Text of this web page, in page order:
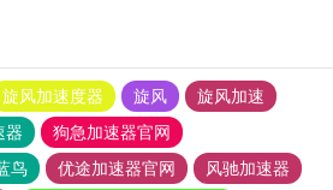
旋风加速度器 旋风
旋风加速
器
狗急加速器官网
鸟 优途加速器官网 风驰加速器